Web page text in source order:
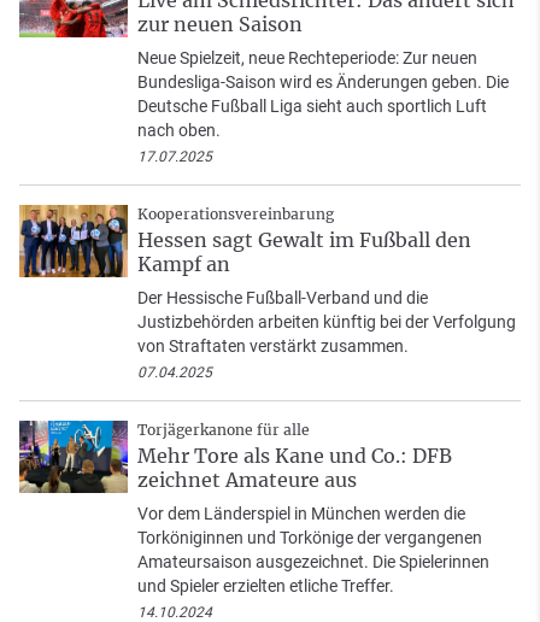
zur neuen Saison
Neue Spielzeit, neue Rechteperiode: Zur neuen
Bundesliga-Saison wird es Änderungen geben. Die
Deutsche Fußball Liga sieht auch sportlich Luft
nach oben.
17.07.2025
Kooperationsvereinbarung
Hessen sagt Gewalt im Fußball den
Kampf an
Der Hessische Fußball-Verband und die
Justizbehörden arbeiten künftig bei der Verfolgung
von Straftaten verstärkt zusammen.
07.04.2025
Torjägerkanone für alle
Mehr Tore als Kane und Co.: DFB
zeichnet Amateure aus
Vor dem Länderspiel in München werden die
Torköniginnen und Torkönige der vergangenen
Amateursaison ausgezeichnet. Die Spielerinnen
und Spieler erzielten etliche Treffer.
14.10.2024